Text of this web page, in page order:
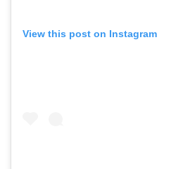
View this post on Instagram